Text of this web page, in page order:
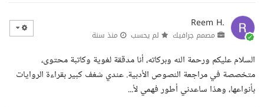
Reem H.
مصمم جرافيك لم يحسب منذ سنة
السلام عليكم ورحمة الله وبركاته، أنا مدققة لغوية وكاتبة محتوى،
متخصصة في مراجعة النصوص الأدبية. عندي شغف كبير بقراءة الروايات
بأنواعها، وهذا ساعدني أطور فهمي لأ...